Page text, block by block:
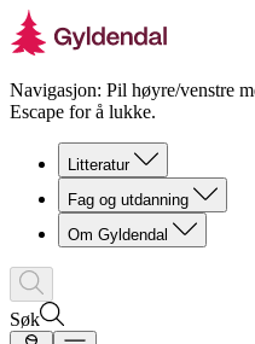
Navigasjon: Pil høyre/venstre
Escape for å lukke.
Litteratur
Fag og utdanning
Om Gyldendal
Søk